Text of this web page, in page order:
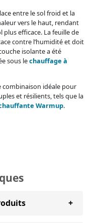
entre le sol froid et la
vers le haut, rendant
plus efficace. La feuille de
contre l’humidité et doit
isolante a été
sous lechauffage à
combinaison idéale pour
et résilients, tels que la
Warmup.